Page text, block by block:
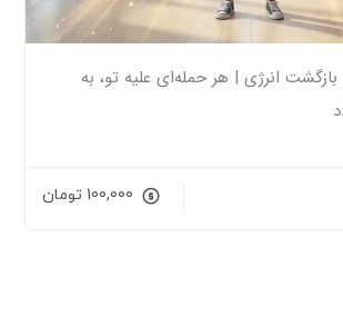
انرژی | هر حمله‌ای علیه تو، به
100,000 تومان